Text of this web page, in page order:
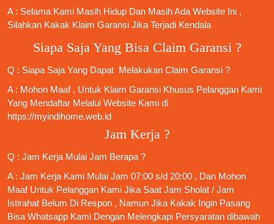
A : Selama Kami Masih Hidup Dan Masih Ada Website Ini ,
Silahkan Kakak Klaim Garansi Jika Terjadi Kendala
Siapa Saja Yang Bisa Claim Garansi ?
Q : Siapa Saja Yang Dapat Melakukan Claim Garansi ?
A : Mohon Maaf , Untuk Klaim Garansi Khusus Pelanggan Kami
Yang Mendaftar Melalui Website Kami di
https://myindihome.web.id
Jam Kerja ?
Q : Jam Kerja Mulai Jam Berapa ?
A : Jam Kerja Kami Mulai Jam 07:00 s/d 20:00 , Dan Mohon
Maaf Untuk Pelanggan Kami Jika Saat Jam Sholat / Jam
Istirahat Belum Di Respon , Namun Jika Kakak Ingin Pasang
Bisa Whatsapp Kami Dengan Melengkapi Persyaratan dibawah